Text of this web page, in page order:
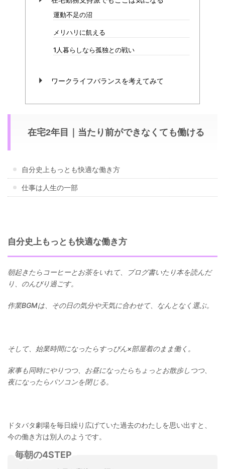
運動不足の沼
メリハリに飢える
1人暮らしなら孤独との戦い
ワークライフバランスを考えてみて
在宅2年目｜当たり前ができなくても働ける
自分史上もっとも快適な働き方
仕事は人生の一部
自分史上もっとも快適な働き方
朝起きたらコーヒーとお茶をいれて、ブログ書いたり本を読んだ
り、のんびり過ごす。
作業BGMは、その日の気分や天気に合わせて、なんとなく選ぶ。
そして、始業時間になったらすっぴん×部屋着のまま働く。
家事も同時にやりつつ、お昼になったらちょっとお散歩しつつ、
夜になったらパソコンを閉じる。
ドタバタ劇場を毎日繰り広げていた過去のわたしを思い出すと、
今の働き方は別人のようです。
毎朝の4STEP